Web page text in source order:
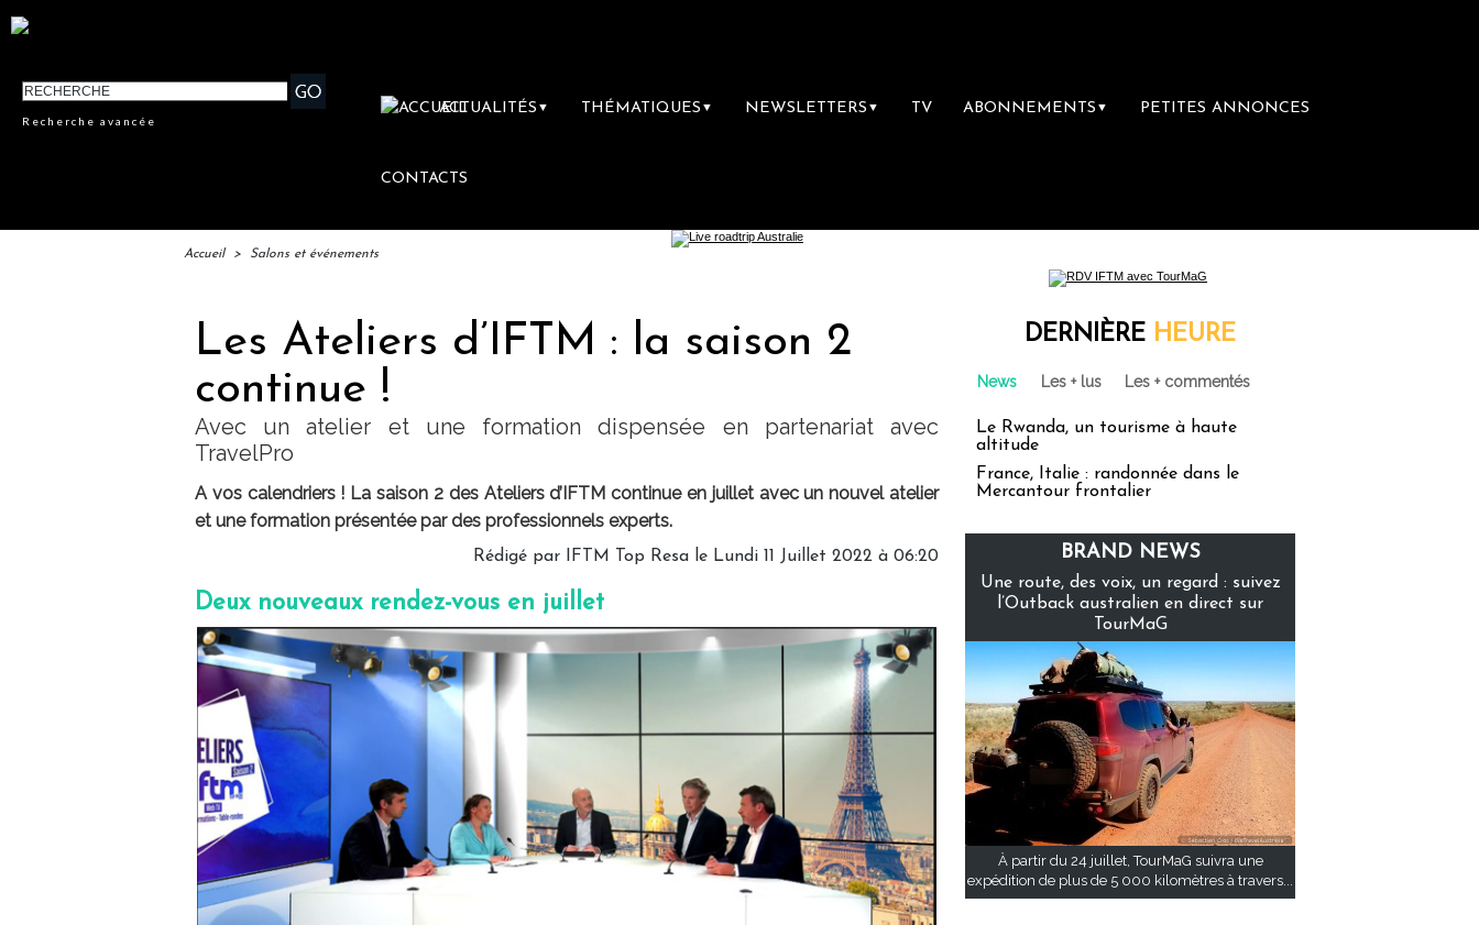
Recherche avancée
ACTUALITÉS ▼ THÉMATIQUES ▼ NEWSLETTERS ▼ TV ABONNEMENTS ▼ PETITES ANNONCES
CONTACTS
Accueil > Salons et événements
Les Ateliers d’IFTM : la saison 2
continue !
Avec un atelier et une formation dispensée en partenariat avec
TravelPro
A vos calendriers ! La saison 2 des Ateliers d’IFTM continue en juillet avec un nouvel atelier
et une formation présentée par des professionnels experts.
Rédigé par IFTM Top Resa le Lundi 11 Juillet 2022 à 06:20
Deux nouveaux rendez-vous en juillet
DERNIÈRE HEURE
News Les + lus Les + commentés
Le Rwanda, un tourisme à haute
altitude
France, Italie : randonnée dans le
Mercantour frontalier
BRAND NEWS
Une route, des voix, un regard : suivez
l’Outback australien en direct sur
TourMaG
À partir du 24 juillet, TourMaG suivra une
expédition de plus de 5 000 kilomètres à travers...